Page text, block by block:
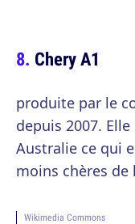
Chery A1
produite par le
depuis 2007.
Australie ce qui
moins chères de
Wikimedia Commons